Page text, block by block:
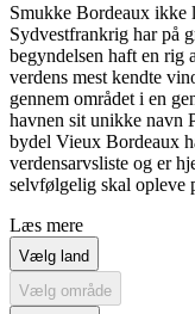
Smukke Bordeaux ikke
Sydvestfrankrig har på
begyndelsen haft en rig
verdens mest kendte
gennem området i en
havnen sit unikke navn
bydel Vieux Bordeaux
verdensarvsliste og er
selvfølgelig skal opleve
Læs mere
Vælg land
Vælg område